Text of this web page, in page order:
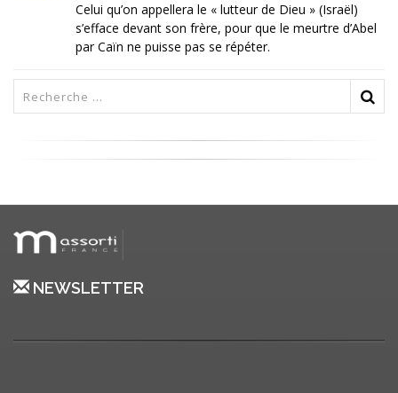
Celui qu’on appellera le « lutteur de Dieu » (Israël)
s’efface devant son frère, pour que le meurtre d’Abel
par Caïn ne puisse pas se répéter.
NEWSLETTER